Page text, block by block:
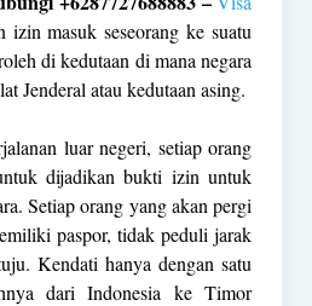
izin masuk seseorang ke suatu
di kedutaan di mana negara
Jenderal atau kedutaan asing.
luar negeri, setiap orang
dijadikan bukti izin untuk
Setiap orang yang akan pergi
paspor, tidak peduli jarak
Kendati hanya dengan satu
dari Indonesia ke Timor